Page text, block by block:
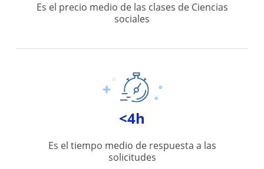
Es el precio medio de las clases de Ciencias
sociales
<4h
Es el tiempo medio de respuesta a las
solicitudes